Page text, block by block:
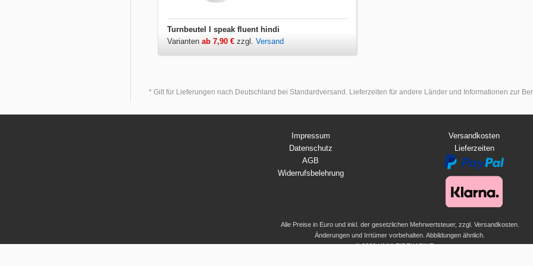
Turnbeutel I speak fluent hindi
Varianten ab 7,90 € zzgl. Versand
* Gilt für Lieferungen nach Deutschland bei Standardversand. Lieferzeiten für andere Länder und Informationen zur
Impressum
Datenschutz
AGB
Widerrufsbelehrung
Versandkosten
Lieferzeiten
Alle Preise in Euro und inkl. der gesetzlichen Mehrwertsteuer, zzgl. Versandkosten.
Änderungen und Irrtümer vorbehalten. Abbildungen ähnlich.
© 2026 UMKLEIDEKABINE.net